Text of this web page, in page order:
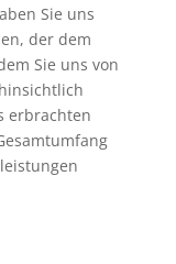
Sie uns
der dem
Sie uns von
erbrachten